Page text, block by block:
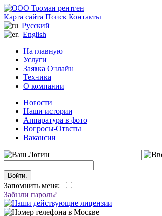
Карта сайта Поиск Контакты
Русский
English
На главную
Услуги
Заявка Онлайн
Техника
О компании
Новости
Наши истории
Аппаратура в фото
Вопросы-Ответы
Вакансии
Запомнить меня:
Забыли пароль?